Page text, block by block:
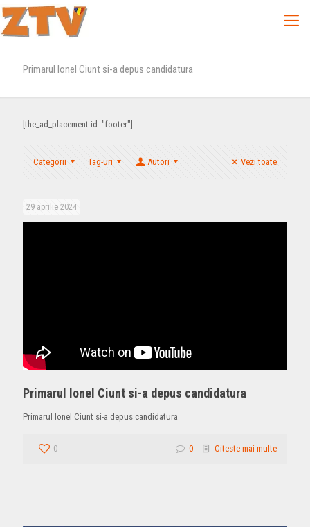
Primarul Ionel Ciunt si-a depus candidatura
[the_ad_placement id="footer"]
Categorii Tag-uri Autori Vezi toate
29 aprilie 2024
Primarul Ionel Ciunt si-a depus candidatura
Primarul Ionel Ciunt si-a depus candidatura
0 0 Citeste mai multe